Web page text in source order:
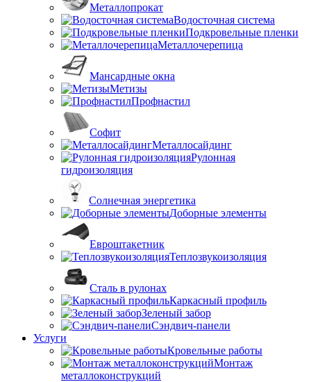
Металлопрокат
Водосточная система
Подкровельные пленки
Металлочерепица
Мансардные окна
Метизы
Профнастил
Софит
Металлосайдинг
Рулонная
гидроизоляция
Солнечная энергетика
Доборные элементы
Евроштакетник
Теплозвукоизоляция
Сталь в рулонах
Каркасный профиль
Зеленый забор
Сэндвич-панели
Услуги
Кровельные работы
Монтаж
металлоконструкций